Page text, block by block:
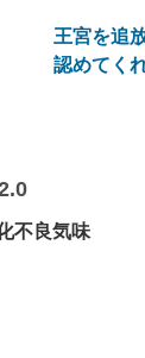
王宮を追
認めてく
不良気味